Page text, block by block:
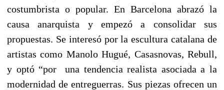
costumbrista o popular. En Barcelona abrazó la
causa anarquista y empezó a consolidar sus
propuestas. Se interesó por la escultura catalana de
artistas como Manolo Hugué, Casasnovas, Rebull,
y optó “por una tendencia realista asociada a la
modernidad de entreguerras. Sus piezas ofrecen un